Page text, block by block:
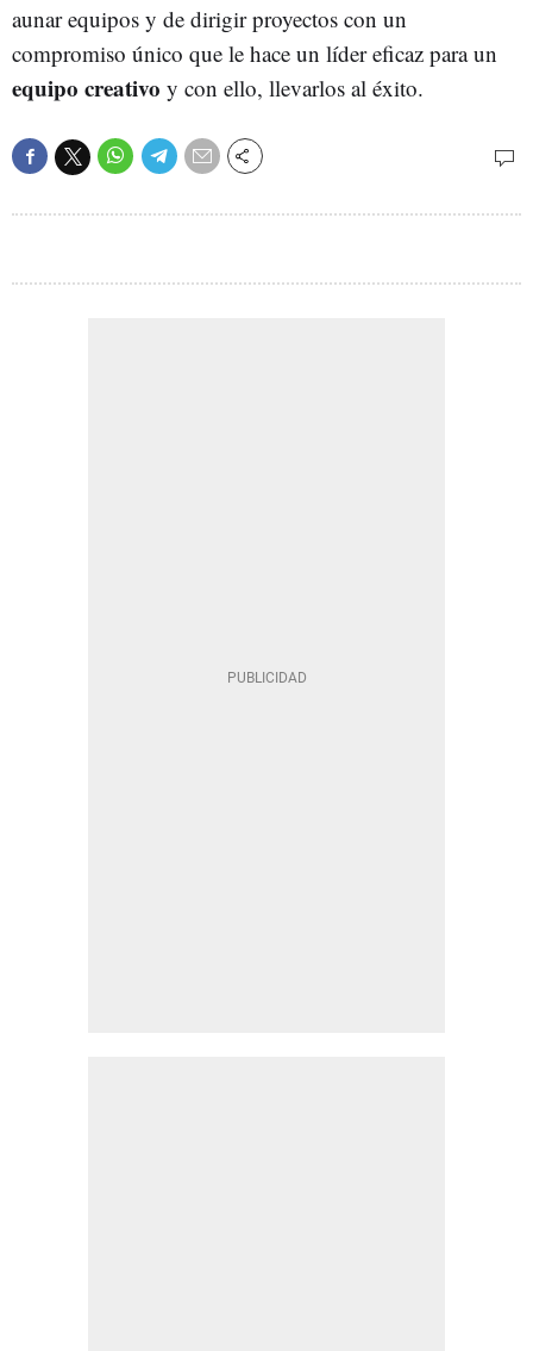
aunar equipos y de dirigir proyectos con un
compromiso único que le hace un líder eficaz para un
equipo creativo y con ello, llevarlos al éxito.